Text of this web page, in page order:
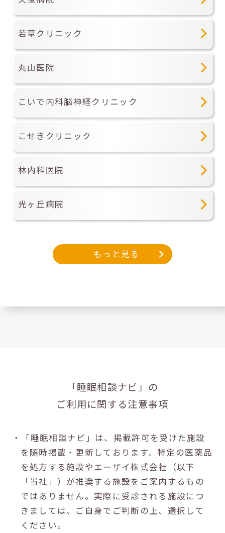
若草クリニック
丸山医院
こいで内科脳神経クリニック
こせきクリニック
林内科医院
光ヶ丘病院
もっと見る
「睡眠相談ナビ」の
ご利用に関する注意事項
・「睡眠相談ナビ」は、掲載許可を受けた施設
を随時掲載・更新しております。特定の医薬品
を処方する施設やエーザイ株式会社（以下
「当社」）が推奨する施設をご案内するもの
ではありません。実際に受診される施設につ
きましては、ご自身でご判断の上、選択して
ください。